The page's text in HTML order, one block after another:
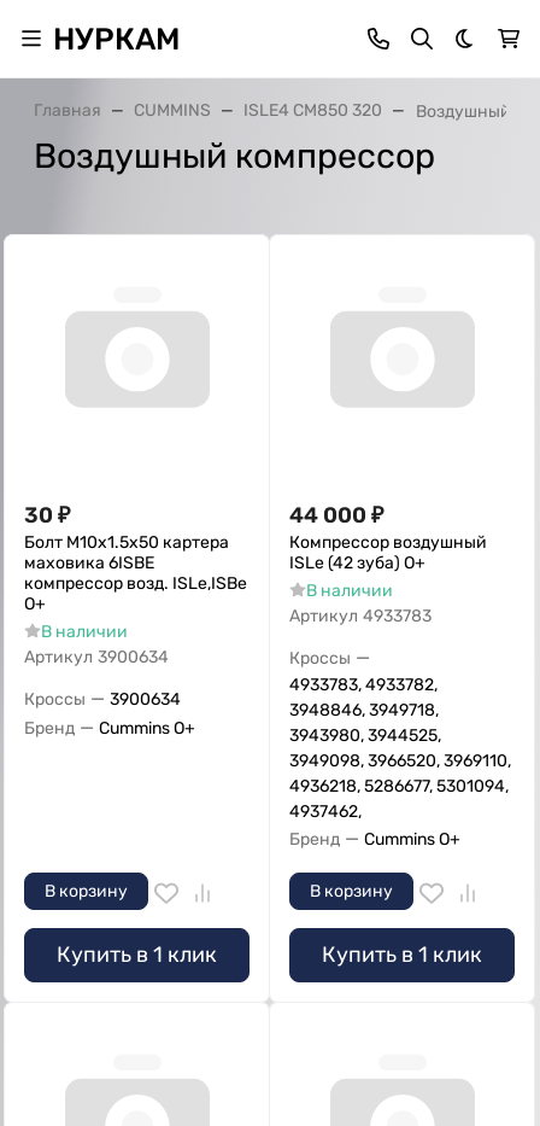
НУРКАМ Темная
Главная CUMMINS ISLE4 CM850 320 Воздушный
Воздушный компрессор
30 ₽
Болт M10х1.5х50 картера
маховика 6ISBE
компрессор возд. ISLe,ISBe
О+
В наличии
Артикул 3900634
Кроссы — 3900634
Бренд — Cummins O+
В корзину
Купить в 1 клик
44 000 ₽
Компрессор воздушный
ISLe (42 зуба) О+
В наличии
Артикул 4933783
Кроссы —
4933783, 4933782,
3948846, 3949718,
3943980, 3944525,
3949098, 3966520, 3969110,
4936218, 5286677, 5301094,
4937462,
Бренд — Cummins O+
В корзину
Купить в 1 клик